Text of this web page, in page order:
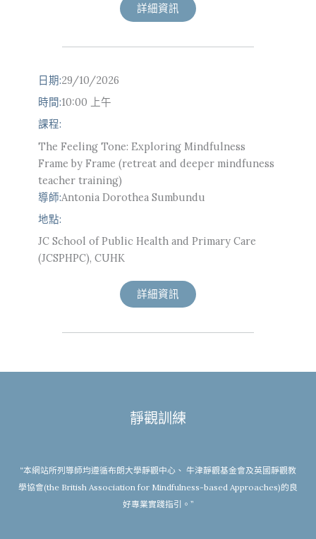
詳細資訊
日期:29/10/2026
時間:10:00 上午
課程:
The Feeling Tone: Exploring Mindfulness
Frame by Frame (retreat and deeper mindfuness
teacher training)
導師:Antonia Dorothea Sumbundu
地點:
JC School of Public Health and Primary Care
(JCSPHPC), CUHK
詳細資訊
靜觀訓練
“本網站所列導師均遵循布朗大學靜觀中心、 牛津靜觀基金會及英國靜觀教
學協會(the British Association for Mindfulness-based Approaches)的良
好專業實踐指引。”